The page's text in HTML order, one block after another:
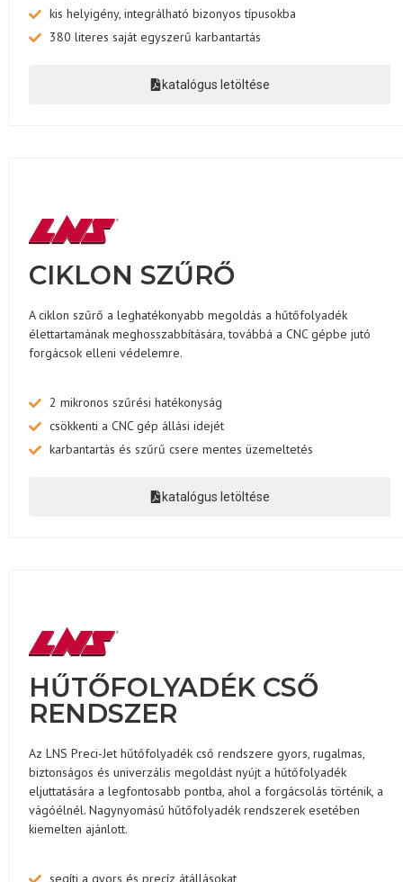
kis helyigény, integrálható bizonyos típusokba
380 literes saját egyszerű karbantartás
katalógus letöltése
CIKLON SZŰRŐ
A ciklon szűrő a leghatékonyabb megoldás a hűtőfolyadék
élettartamának meghosszabbítására, továbbá a CNC gépbe jutó
forgácsok elleni védelemre.
2 mikronos szűrési hatékonyság
csökkenti a CNC gép állási idejét
karbantartás és szűrű csere mentes üzemeltetés
katalógus letöltése
HŰTŐFOLYADÉK CSŐ
RENDSZER
Az LNS Preci-Jet hűtőfolyadék cső rendszere gyors, rugalmas,
biztonságos és univerzális megoldást nyújt a hűtőfolyadék
eljuttatására a legfontosabb pontba, ahol a forgácsolás történik, a
vágóélnél. Nagynyomású hűtőfolyadék rendszerek esetében
kiemelten ajánlott.
segíti a gyors és precíz átállásokat